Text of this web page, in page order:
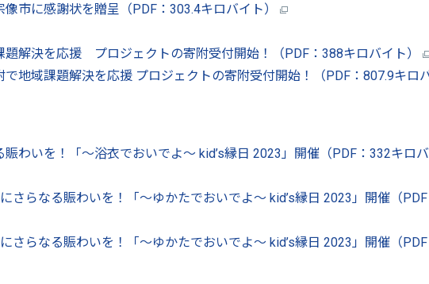
市に感謝状を贈呈（PDF：303.4キロバイト）
題解決を応援 プロジェクトの寄附受付開始！（PDF：388キロバイト）
で地域課題解決を応援 プロジェクトの寄附受付開始！（PDF：807.9キロ
わいを！「～浴衣でおいでよ～ kid’s縁日 2023」開催（PDF：332キロ
さらなる賑わいを！「～ゆかたでおいでよ～ kid’s縁日 2023」開催（
さらなる賑わいを！「～ゆかたでおいでよ～ kid’s縁日 2023」開催（